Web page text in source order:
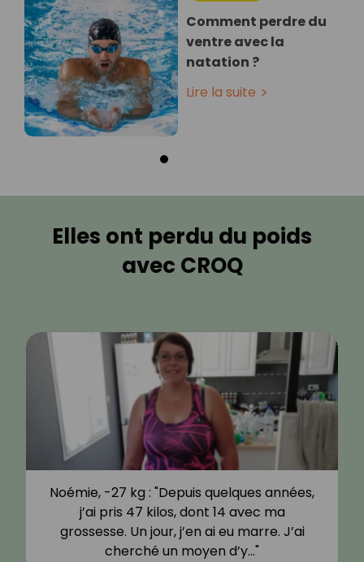
Comment perdre du
ventre avec la
natation ?
Lire la suite
Elles ont perdu du poids
avec CROQ
Noémie, -27 kg : "Depuis quelques années,
j’ai pris 47 kilos, dont 14 avec ma
grossesse. Un jour, j’en ai eu marre. J’ai
cherché un moyen d’y…"